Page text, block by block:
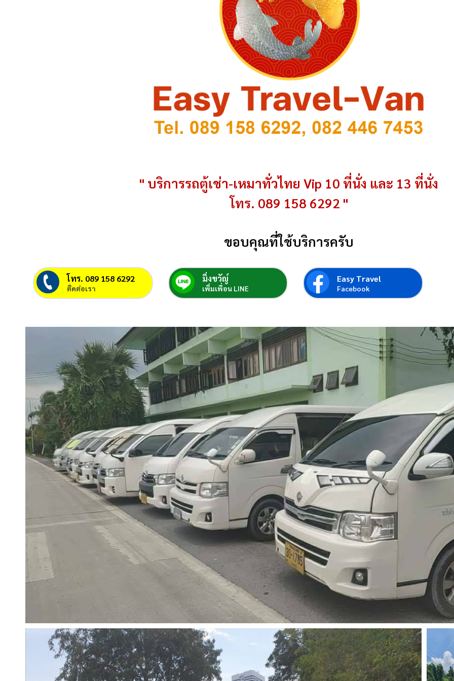
" บริการรถตู้เช่า-เหมาทั่วไทย Vip 10 ที่นั่ง และ 13 ที่นั่ง
โทร. 089 158 6292 "
ขอบคุณที่ใช้บริการครับ
โทร. 089 158 6292
ติดต่อเรา
มิ่งขวัญ์
เพิ่มเพื่อน LINE
Easy Travel
Facebook